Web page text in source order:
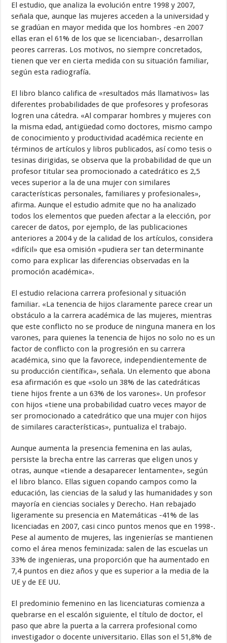
El estudio, que analiza la evolución entre 1998 y 2007,
señala que, aunque las mujeres acceden a la universidad y
se gradúan en mayor medida que los hombres -en 2007
ellas eran el 61% de los que se licenciaban-, desarrollan
peores carreras. Los motivos, no siempre concretados,
tienen que ver en cierta medida con su situación familiar,
según esta radiografía.
El libro blanco califica de «resultados más llamativos» las
diferentes probabilidades de que profesores y profesoras
logren una cátedra. «Al comparar hombres y mujeres con
la misma edad, antigüedad como doctores, mismo campo
de conocimiento y productividad académica reciente en
términos de artículos y libros publicados, así como tesis o
tesinas dirigidas, se observa que la probabilidad de que un
profesor titular sea promocionado a catedrático es 2,5
veces superior a la de una mujer con similares
características personales, familiares y profesionales»,
afirma. Aunque el estudio admite que no ha analizado
todos los elementos que pueden afectar a la elección, por
carecer de datos, por ejemplo, de las publicaciones
anteriores a 2004 y de la calidad de los artículos, considera
«difícil» que esa omisión «pudiera ser tan determinante
como para explicar las diferencias observadas en la
promoción académica».
El estudio relaciona carrera profesional y situación
familiar. «La tenencia de hijos claramente parece crear un
obstáculo a la carrera académica de las mujeres, mientras
que este conflicto no se produce de ninguna manera en los
varones, para quienes la tenencia de hijos no solo no es un
factor de conflicto con la progresión en su carrera
académica, sino que la favorece, independientemente de
su producción científica», señala. Un elemento que abona
esa afirmación es que «solo un 38% de las catedráticas
tiene hijos frente a un 63% de los varones». Un profesor
con hijos «tiene una probabilidad cuatro veces mayor de
ser promocionado a catedrático que una mujer con hijos
de similares características», puntualiza el trabajo.
Aunque aumenta la presencia femenina en las aulas,
persiste la brecha entre las carreras que eligen unos y
otras, aunque «tiende a desaparecer lentamente», según
el libro blanco. Ellas siguen copando campos como la
educación, las ciencias de la salud y las humanidades y son
mayoría en ciencias sociales y Derecho. Han rebajado
ligeramente su presencia en Matemáticas -41% de las
licenciadas en 2007, casi cinco puntos menos que en 1998-.
Pese al aumento de mujeres, las ingenierías se mantienen
como el área menos feminizada: salen de las escuelas un
33% de ingenieras, una proporción que ha aumentado en
7,4 puntos en diez años y que es superior a la media de la
UE y de EE UU.
El predominio femenino en las licenciaturas comienza a
quebrarse en el escalón siguiente, el título de doctor, el
paso que abre la puerta a la carrera profesional como
investigador o docente universitario. Ellas son el 51,8% de